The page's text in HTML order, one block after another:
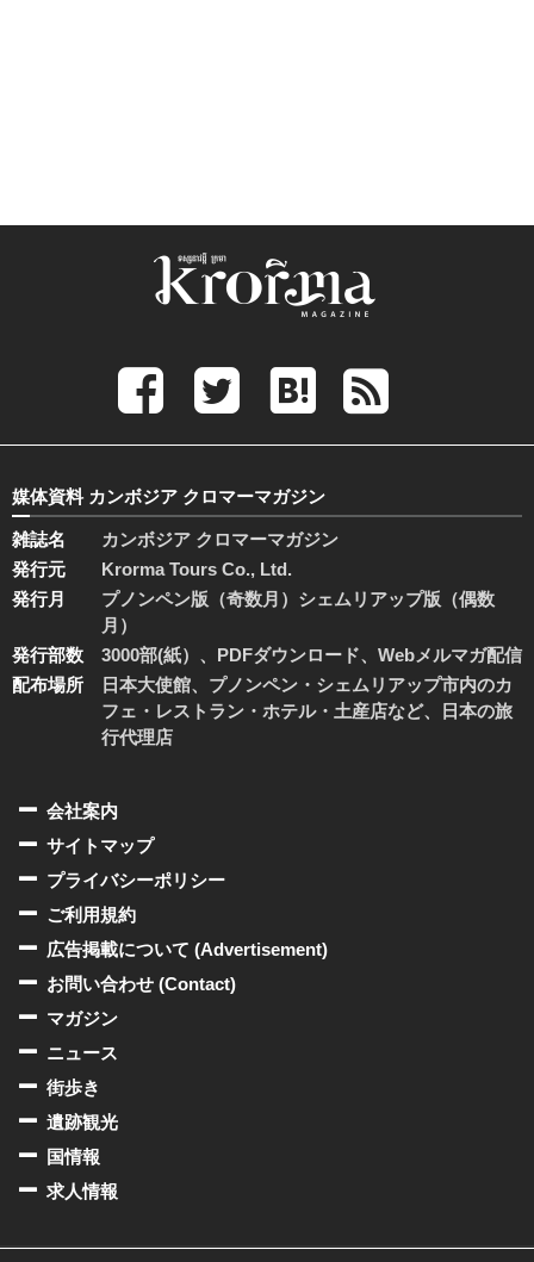
媒体資料 カンボジア クロマーマガジン
雑誌名
カンボジア クロマーマガジン
発行元
Krorma Tours Co., Ltd.
発行月
プノンペン版（奇数月）シェムリアップ版（偶数
月）
発行部数
3000部(紙）、PDFダウンロード、Webメルマガ配信
配布場所
日本大使館、プノンペン・シェムリアップ市内のカ
フェ・レストラン・ホテル・土産店など、日本の旅
行代理店
会社案内
サイトマップ
プライバシーポリシー
ご利用規約
広告掲載について (Advertisement)
お問い合わせ (Contact)
マガジン
ニュース
街歩き
遺跡観光
国情報
求人情報